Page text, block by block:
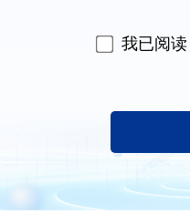
我已阅读